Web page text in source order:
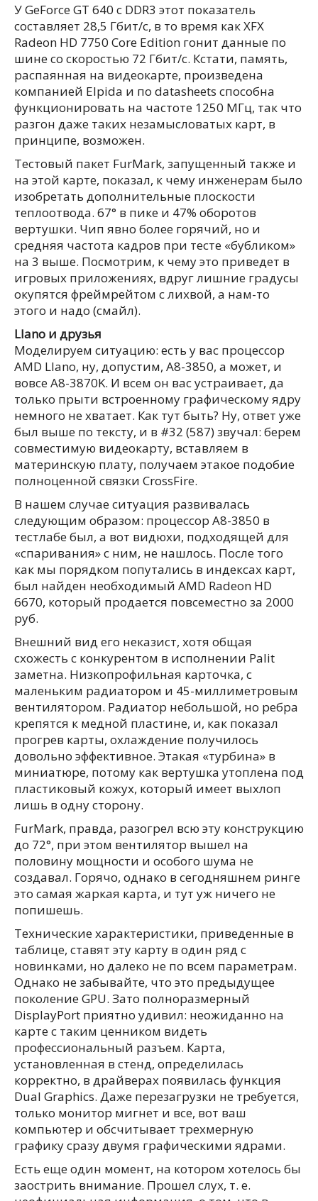
У GeForce GT 640 с DDR3 этот показатель
составляет 28,5 Гбит/с, в то время как XFX
Radeon HD 7750 Core Edition гонит данные по
шине со скоростью 72 Гбит/с. Кстати, память,
распаянная на видеокарте, произведена
компанией Elpida и по datasheets способна
функционировать на частоте 1250 МГц, так что
разгон даже таких незамысловатых карт, в
принципе, возможен.
Тестовый пакет FurMark, запущенный также и
на этой карте, показал, к чему инженерам было
изобретать дополнительные плоскости
теплоотвода. 67° в пике и 47% оборотов
вертушки. Чип явно более горячий, но и
средняя частота кадров при тесте «бубликом»
на 3 выше. Посмотрим, к чему это приведет в
игровых приложениях, вдруг лишние градусы
окупятся фреймрейтом с лихвой, а нам-то
этого и надо (смайл).
Llano и друзья
Моделируем ситуацию: есть у вас процессор
AMD Llano, ну, допустим, A8-3850, а может, и
вовсе A8-3870K. И всем он вас устраивает, да
только прыти встроенному графическому ядру
немного не хватает. Как тут быть? Ну, ответ уже
был выше по тексту, и в #32 (587) звучал: берем
совместимую видеокарту, вставляем в
материнскую плату, получаем этакое подобие
полноценной связки CrossFire.
В нашем случае ситуация развивалась
следующим образом: процессор A8-3850 в
тестлабе был, а вот видюхи, подходящей для
«спаривания» с ним, не нашлось. После того
как мы порядком попутались в индексах карт,
был найден необходимый AMD Radeon HD
6670, который продается повсеместно за 2000
руб.
Внешний вид его неказист, хотя общая
схожесть с конкурентом в исполнении Palit
заметна. Низкопрофильная карточка, с
маленьким радиатором и 45-миллиметровым
вентилятором. Радиатор небольшой, но ребра
крепятся к медной пластине, и, как показал
прогрев карты, охлаждение получилось
довольно эффективное. Этакая «турбина» в
миниатюре, потому как вертушка утоплена под
пластиковый кожух, который имеет выхлоп
лишь в одну сторону.
FurMark, правда, разогрел всю эту конструкцию
до 72°, при этом вентилятор вышел на
половину мощности и особого шума не
создавал. Горячо, однако в сегодняшнем ринге
это самая жаркая карта, и тут уж ничего не
попишешь.
Технические характеристики, приведенные в
таблице, ставят эту карту в один ряд с
новинками, но далеко не по всем параметрам.
Однако не забывайте, что это предыдущее
поколение GPU. Зато полноразмерный
DisplayPort приятно удивил: неожиданно на
карте с таким ценником видеть
профессиональный разъем. Карта,
установленная в стенд, определилась
корректно, в драйверах появилась функция
Dual Graphics. Даже перезагрузки не требуется,
только монитор мигнет и все, вот ваш
компьютер и обсчитывает трехмерную
графику сразу двумя графическими ядрами.
Есть еще один момент, на котором хотелось бы
заострить внимание. Прошел слух, т. е.